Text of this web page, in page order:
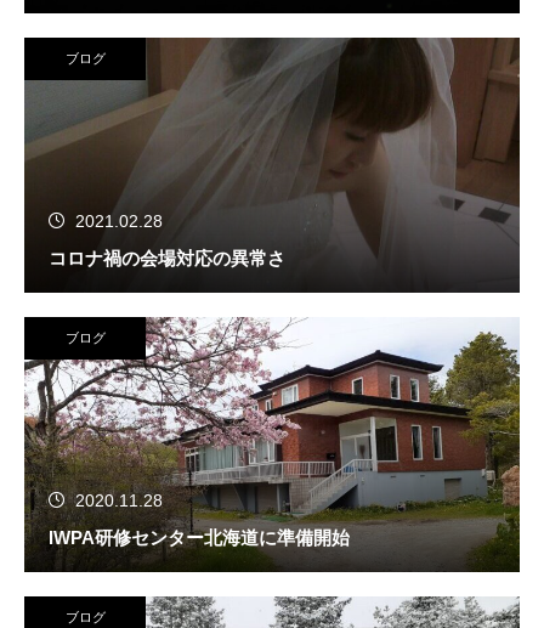
ブログ
2021.02.28
コロナ禍の会場対応の異常さ
ブログ
2020.11.28
IWPA研修センター北海道に準備開始
ブログ